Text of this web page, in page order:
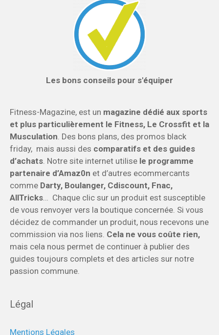
Les bons conseils pour s'équiper
Fitness-Magazine, est un magazine dédié aux sports
et plus particulièrement le Fitness, Le Crossfit et la
Musculation. Des bons plans, des promos black
friday, mais aussi des comparatifs et des guides
d’achats. Notre site internet utilise le programme
partenaire d’Amaz0n et d’autres ecommercants
comme Darty, Boulanger, Cdiscount, Fnac,
AllTricks… Chaque clic sur un produit est susceptible
de vous renvoyer vers la boutique concernée. Si vous
décidez de commander un produit, nous recevons une
commission via nos liens. Cela ne vous coûte rien,
mais cela nous permet de continuer à publier des
guides toujours complets et des articles sur notre
passion commune.
Légal
Mentions Légales